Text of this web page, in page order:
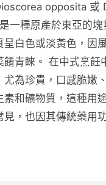
opposita 或
一種原產於東亞的塊
呈白色或淡黃色，因
餚青睞。 在中式烹飪
尤為珍貴，口感脆嫩
素和礦物質，這種用
，也因其傳統藥用